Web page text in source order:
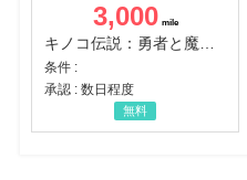
3,000
条件 :
承認 : 数日程度
無料